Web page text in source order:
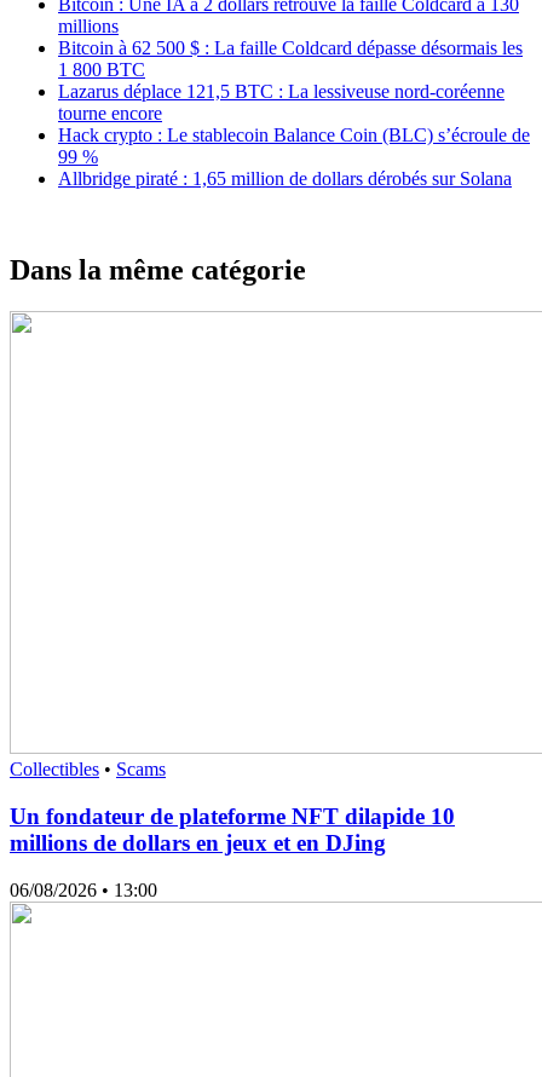
millions
Bitcoin à 62 500 $ : La faille Coldcard dépasse désormais les
1 800 BTC
Lazarus déplace 121,5 BTC : La lessiveuse nord-coréenne
tourne encore
Hack crypto : Le stablecoin Balance Coin (BLC) s’écroule de
99 %
Allbridge piraté : 1,65 million de dollars dérobés sur Solana
Dans la même catégorie
Collectibles • Scams
Un fondateur de plateforme NFT dilapide 10
millions de dollars en jeux et en DJing
06/08/2026 • 13:00